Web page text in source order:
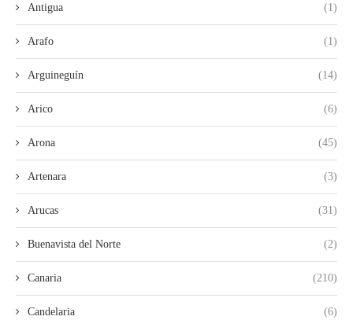
Antigua (1)
Arafo (1)
Arguineguín (14)
Arico (6)
Arona (45)
Artenara (3)
Arucas (31)
Buenavista del Norte (2)
Canaria (210)
Candelaria (6)